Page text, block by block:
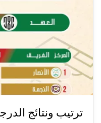
ترتيب ونتائج